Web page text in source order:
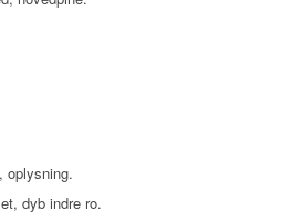
oplysning.
dyb indre ro.